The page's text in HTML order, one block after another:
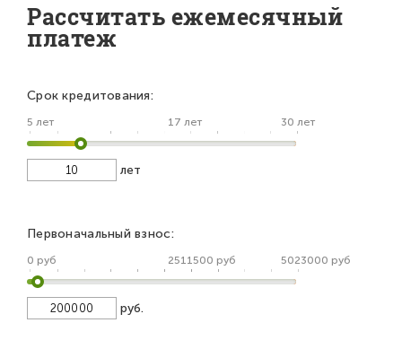
Рассчитать ежемесячный
платеж
Срок кредитования:
5 лет 17 лет 30 лет
лет
Первоначальный взнос:
0 руб 2511500 руб 5023000 руб
руб.